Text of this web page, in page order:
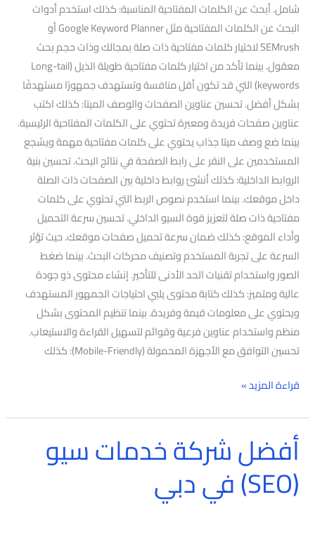
شامل. أبحث عن الكلمات المفتاحية المناسبة: كذلك استخدم أدوات
البحث عن الكلمات المفتاحية مثل Google Keyword Planner أو
SEMrush لاختيار كلمات مفتاحية ذات صلة بمجالك وذات حجم بحث
معقول. بينما تأكد من اختيار كلمات مفتاحية طويلة الذيل (Long-tail
keywords) التي قد تكون أقل منافسة وتستهدف جمهورًا مستهدفًا
بشكل أفضل. تحسين عناوين الصفحات والوصف الميتا: كذلك اكتب
عناوين صفحات فريدة ومعبرة تحتوي على الكلمات المفتاحية الرئيسية.
بينما ضع وصف ميتا جذاب يحتوي على كلمات مفتاحية مهمة ويشجع
المستخدمين على النقر على رابط الصفحة في نتائج البحث. تحسين بنية
الروابط الداخلية: كذلك أنشئ روابط داخلية بين الصفحات ذات الصلة
داخل موقعك. بينما استخدم نصوص الربط التي تحتوي على كلمات
مفتاحية ذات صلة لتعزيز قوة السيو الداخلي. تحسين سرعة التحميل
وأداء الموقع: كذلك ضمان سرعة تحميل صفحات موقعك. حيث تؤثر
السرعة على تجربة المستخدم وتصنيف محركات البحث. بينما ضغط
الصور واستخدام تقنيات الحد الأدنى للتأخير. إنشاء محتوى ذو جودة
عالية ومتميز: كذلك كتابة محتوى يلبي احتياجات الجمهور المستهدف
ويحتوي على معلومات قيمة وفريدة. بينما تنظيم المحتوى بشكل
منظم واستخدام عناوين فرعية وقوائم لتسهيل القراءة والاستيعاب.
تحسين التوافق مع الأجهزة المحمولة (Mobile-Friendly): كذلك
قراءة المزيد »
أفضل شركة خدمات سيو
(SEO) في دبي
أفضل
شركة
خدمات
سيو